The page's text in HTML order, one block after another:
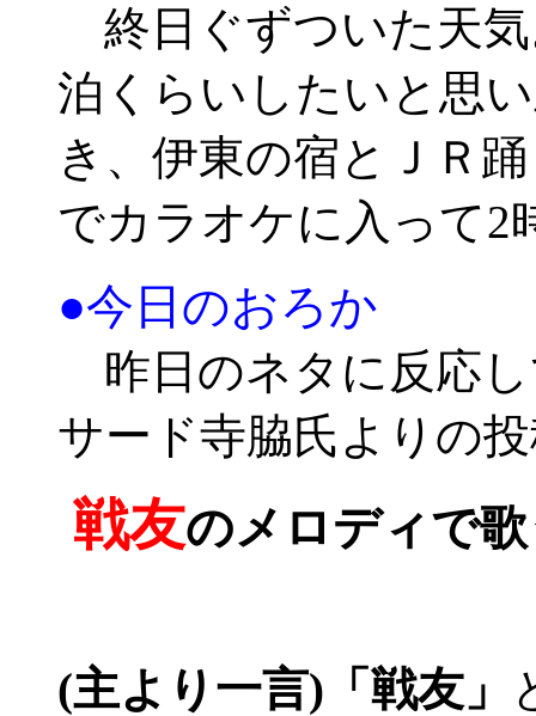
終日ぐずついた天
泊くらいしたいと思
き、伊東の宿とＪＲ
でカラオケに入って2
●今日のおろか
昨日のネタに反応
サード寺脇氏よりの
戦友のメロディで
(主より一言) 「戦友」